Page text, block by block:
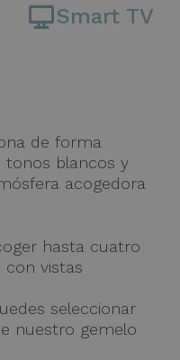
Smart TV
de forma
tonos blancos y
acogedora
hasta cuatro
con vistas
seleccionar
nuestro gemelo